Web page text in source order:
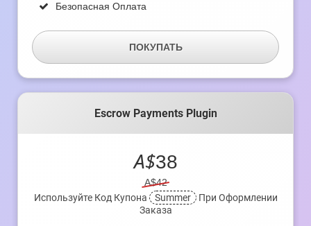
Безопасная Оплата
ПОКУПАТЬ
Escrow Payments Plugin
A$38
A$42
Используйте Код Купона
Summer При Оформлении
Заказа